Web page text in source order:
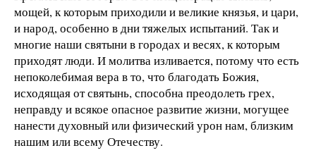
мощей, к которым приходили и великие князья, и цари,
и народ, особенно в дни тяжелых испытаний. Так и
многие наши святыни в городах и весях, к которым
приходят люди. И молитва изливается, потому что есть
непоколебимая вера в то, что благодать Божия,
исходящая от святынь, способна преодолеть грех,
неправду и всякое опасное развитие жизни, могущее
нанести духовный или физический урон нам, близким
нашим или всему Отечеству.